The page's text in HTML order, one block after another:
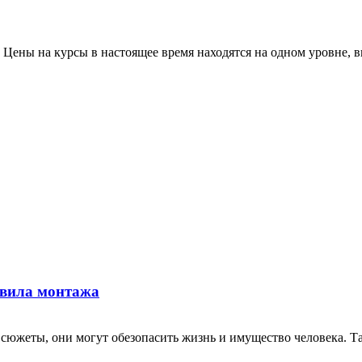
Цены на курсы в настоящее время находятся на одном
монтажа
они могут обезопасить жизнь и имущество человека.